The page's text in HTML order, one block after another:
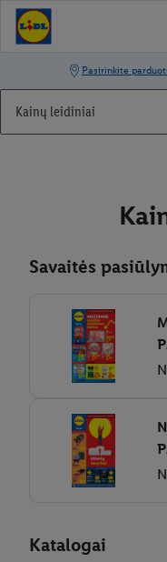
Kainų leidiniai
Savaitės
Katalogai